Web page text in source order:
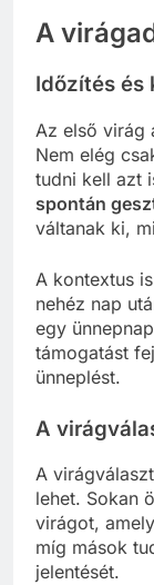
A
Időzítés és
Az első virág
Nem elég
tudni kell azt
spontán
váltanak ki,
A kontextus
nehéz nap
egy
támogatást
ünneplést.
A
A
lehet. Sokan
virágot,
míg mások
jelentését.